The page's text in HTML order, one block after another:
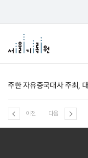
주한 자유중국대사 주최,
이전 다음